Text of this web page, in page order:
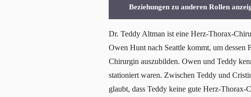
Beziehungen zu anderen Rollen
Dr. Teddy Altman ist eine Herz-Thorax-
Owen Hunt nach Seattle kommt, um
Chirurgin auszubilden. Owen und Teddy
stationiert waren. Zwischen Teddy und
glaubt, dass Teddy keine gute Herz-